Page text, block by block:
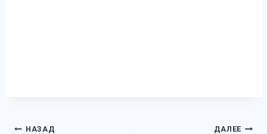
НАЗАД ДАЛЕЕ